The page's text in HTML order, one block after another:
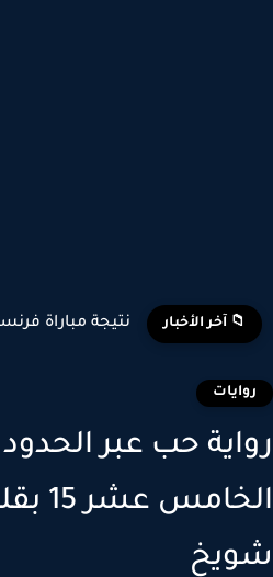
📁 آخر الأخبار
حب عبر الحدود
الخامس